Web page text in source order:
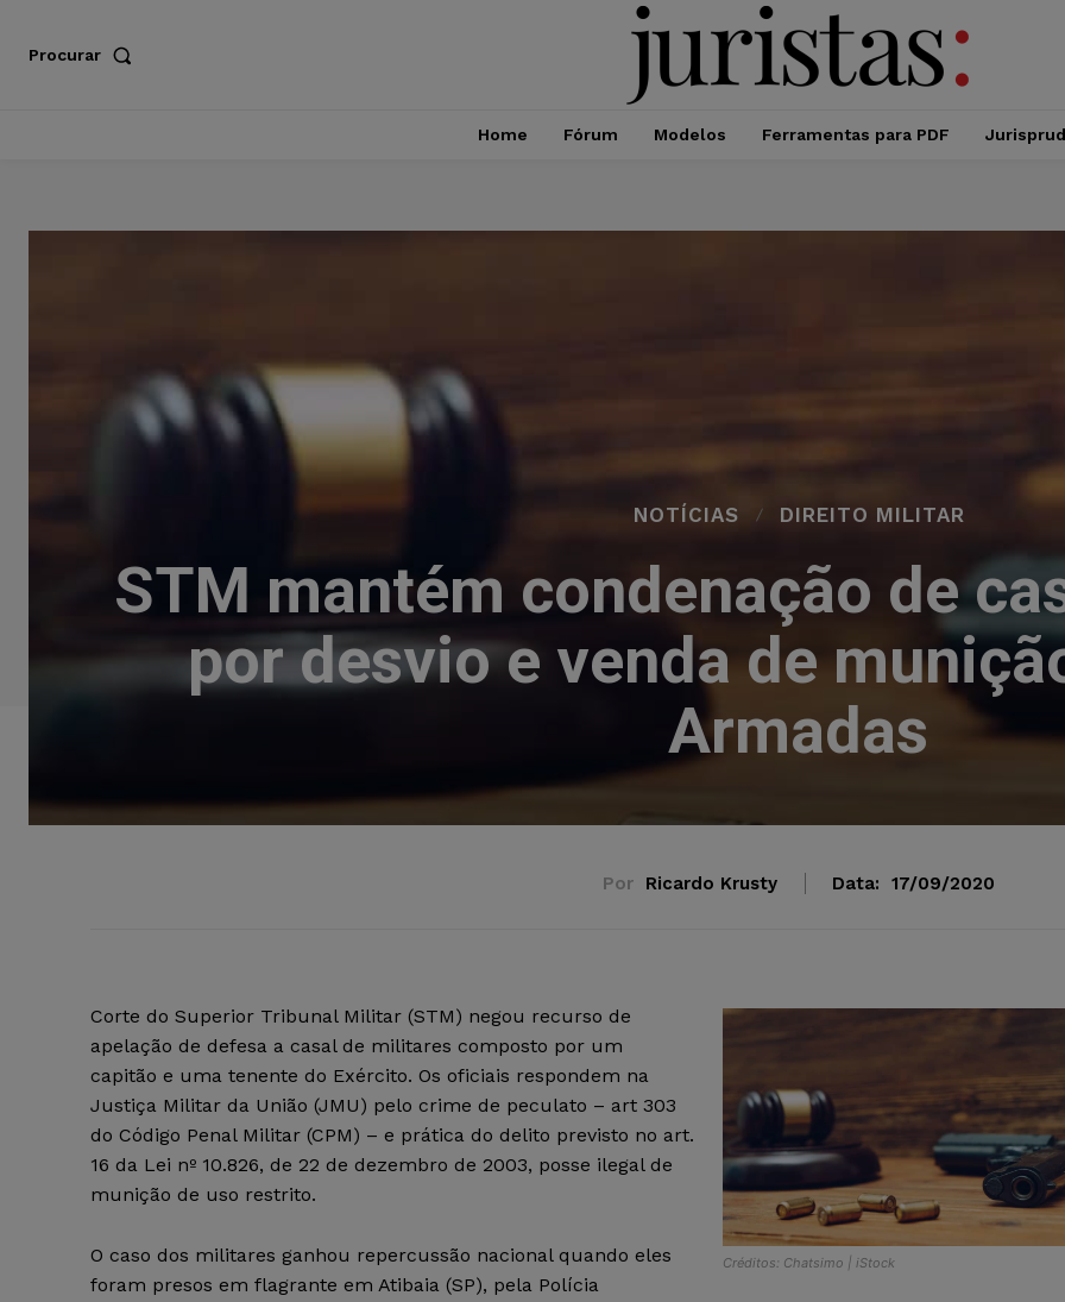
Procurar
Home Fórum Modelos Ferramentas para PDF
NOTÍCIAS DIREITO MILITAR
STM mantém condenação de
por desvio e venda de
Armadas
Por Ricardo Krusty Data: 17/09/2020
Créditos: Chatsimo | iStock
Corte do Superior Tribunal Militar (STM) negou recurso de
apelação de defesa a casal de militares composto por um
capitão e uma tenente do Exército. Os oficiais respondem na
Justiça Militar da União (JMU) pelo crime de peculato – art 303
do Código Penal Militar (CPM) – e prática do delito previsto no art.
16 da Lei nº 10.826, de 22 de dezembro de 2003, posse ilegal de
munição de uso restrito.
O caso dos militares ganhou repercussão nacional quando eles
foram presos em flagrante em Atibaia (SP), pela Polícia